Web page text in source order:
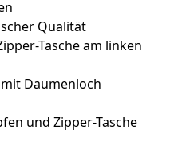
Qualität
Tasche am linken
Daumenloch
und Zipper-Tasche